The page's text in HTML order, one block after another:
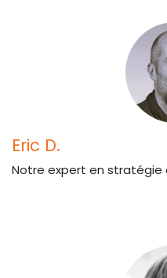
Eric D.
Notre expert en